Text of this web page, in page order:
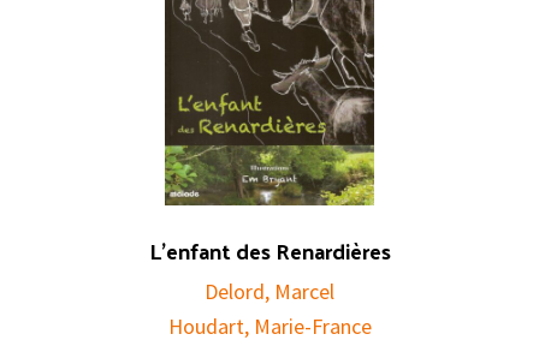
L’enfant des Renardières
Delord, Marcel
Houdart, Marie-France